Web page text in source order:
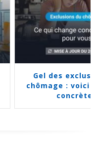
Gel des
chômage : voici
concrètes